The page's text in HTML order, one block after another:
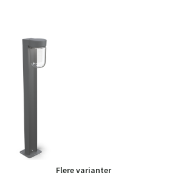
Flere varianter